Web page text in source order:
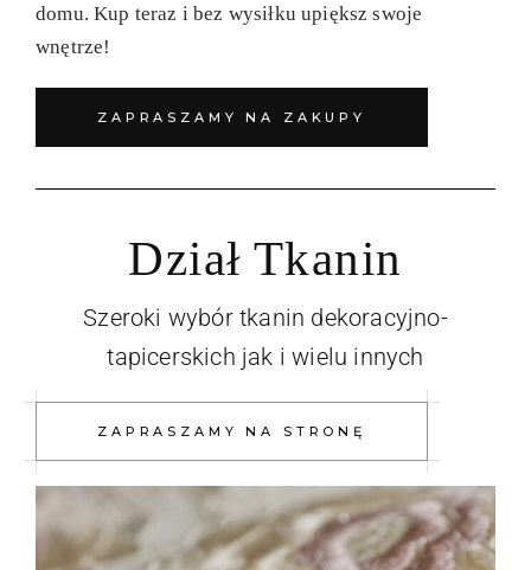
domu. Kup teraz i bez wysiłku upiększ swoje
wnętrze!
ZAPRASZAMY NA ZAKUPY
Dział Tkanin
Szeroki wybór tkanin dekoracyjno-
tapicerskich jak i wielu innych
ZAPRASZAMY NA STRONĘ